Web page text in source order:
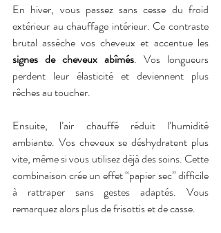
En hiver, vous passez sans cesse du froid
extérieur au chauffage intérieur. Ce contraste
signes de cheveux abîmés. Vos longueurs
perdent leur élasticité et deviennent plus
rêches au toucher.
Ensuite, l’air chauffé réduit l’humidité
ambiante. Vos cheveux se déshydratent plus
vite, même si vous utilisez déjà des soins. Cette
combinaison crée un effet “papier sec” difficile
à rattraper sans gestes adaptés. Vous
remarquez alors plus de frisottis et de casse.